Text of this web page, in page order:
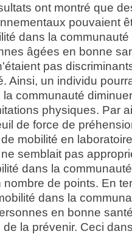
ont montré que
pouvaient
dans la
âgées en bonne
pas
Ainsi, un individu
communauté
physiques. Par
de force de
mobilité en
semblait pas
dans la
de points. En
dans la
en bonne
la prévenir. Ceci